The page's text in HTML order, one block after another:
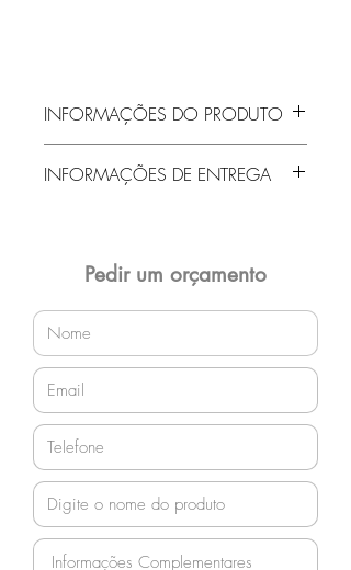
INFORMAÇÕES DO PRODUTO
INFORMAÇÕES DE ENTREGA
orçamento!Pedir um orçamento